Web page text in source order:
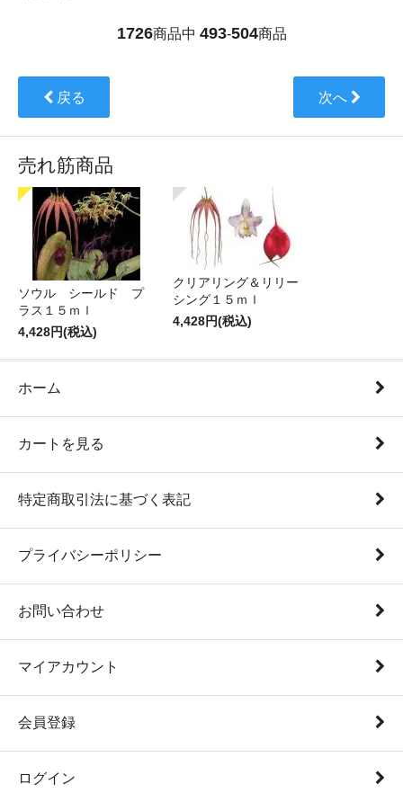
1726商品中 493-504商品
戻る 次へ
売れ筋商品
ソウル シールド プ
ラス１５ｍｌ
4,428円(税込)
クリアリング＆リリー
シング１５ｍｌ
4,428円(税込)
ホーム
カートを見る
特定商取引法に基づく表記
プライバシーポリシー
お問い合わせ
マイアカウント
会員登録
ログイン